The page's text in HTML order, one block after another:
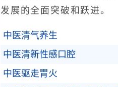
发展的全面突破和跃进。
中医清气养生
中医清新性感口腔
中医驱走胃火